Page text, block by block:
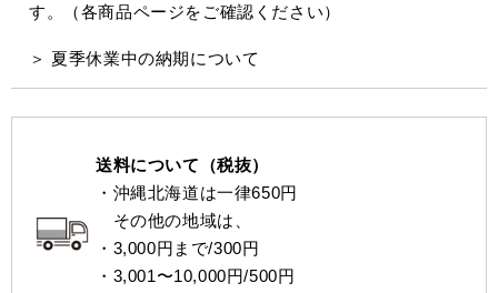
す。（各商品ページをご確認ください）
＞ 夏季休業中の納期について
送料について（税抜）
・沖縄北海道は一律650円
その他の地域は、
・3,000円まで/300円
・3,001〜10,000円/500円